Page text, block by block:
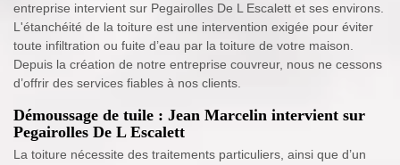
entreprise intervient sur Pegairolles De L Escalett et ses environs.
L'étanchéité de la toiture est une intervention exigée pour éviter
toute infiltration ou fuite d’eau par la toiture de votre maison.
Depuis la création de notre entreprise couvreur, nous ne cessons
d’offrir des services fiables à nos clients.
Démoussage de tuile : Jean Marcelin intervient sur
Pegairolles De L Escalett
La toiture nécessite des traitements particuliers, ainsi que d’un